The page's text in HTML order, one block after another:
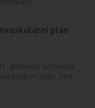
plán
prosince schválila
plán. Ten